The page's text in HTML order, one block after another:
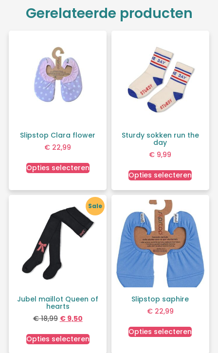
Gerelateerde producten
Slipstop Clara flower
€ 22,99
Opties selecteren
Sturdy sokken run the
day
€ 9,99
Opties selecteren
Sale
Jubel maillot Queen of
hearts
€18,99 €9,50
Opties selecteren
Slipstop saphire
€22,99
Opties selecteren